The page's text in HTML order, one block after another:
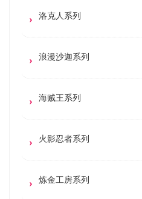
洛克人系列
浪漫沙迦系列
海贼王系列
火影忍者系列
炼金工房系列